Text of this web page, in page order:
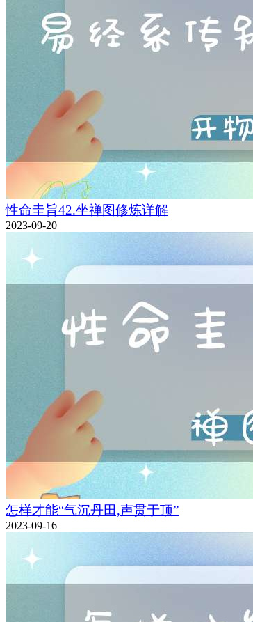
性命圭旨42.坐禅图修炼详解
2023-09-20
怎样才能“气沉丹田,声贯于顶”
2023-09-16